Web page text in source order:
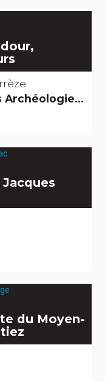
Edifices remarquables
du Moyen-